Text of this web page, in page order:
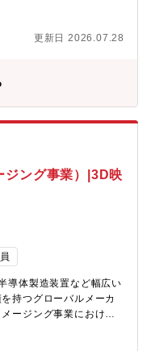
レス分野のプリンター
・エレキ・評価の各専
ェア、画像処理、通
じて上司と相談しなが
レス分野で、グローバ
います。食品や医薬
おり、今後も安定した
州を中心に安全・規制
解し設計に反映できる
は、UK子会社など海外
当。グローバルな環境
します。【会社Vision】
2030」では、「世界中
支え、社会の発展と地
(繁忙期と通常）通常
企画やCS業務に携わり
、企画・要件検討段階
開発・試験評価担当と
検討、設計方針の策
。 また、営業部や世界
計へ反映する機会もあ
造・品質部門と連携
います。 設計業務にと
使われるか」まで踏み
ッション】 衣服などの
とするノンアパレル市
。 単なるミシン製品に
向上に貢献する“生産設
ッションとしています。
くりを支えていること
ち上げ、さらには市場
設計して終わり」では
じられます。また、自
更新日 2026.07.28
ジング事業）|3D映
導体製造装置など幅広い
持つグローバルメーカ
ージング事業における
ジング製品（マルチカ